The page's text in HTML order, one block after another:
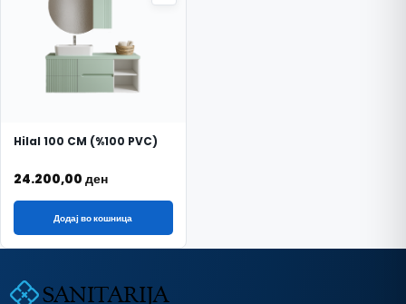
Hilal 100 CM (%100 PVC)
24.200,00 ден
Додај во кошница